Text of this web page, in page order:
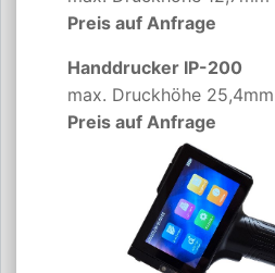
Preis auf Anfrage
Handdrucker IP-200
max. Druckhöhe 25,4mm
Preis auf Anfrage